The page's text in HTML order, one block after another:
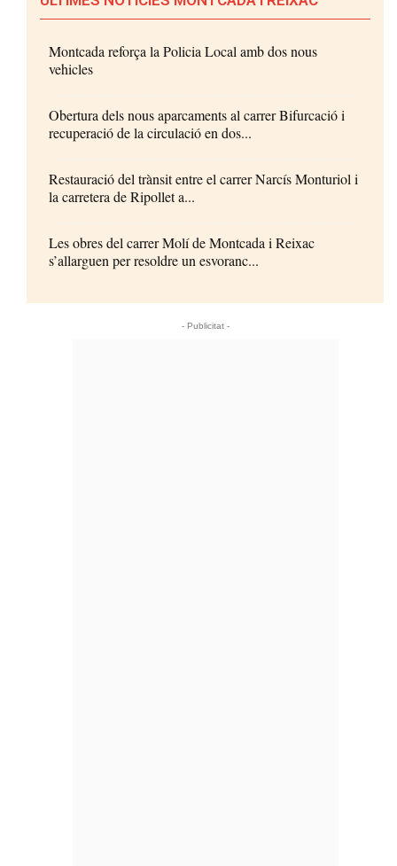
Montcada reforça la Policia Local amb dos nous
vehicles
Obertura dels nous aparcaments al carrer Bifurcació i
recuperació de la circulació en dos...
Restauració del trànsit entre el carrer Narcís Monturiol i
la carretera de Ripollet a...
Les obres del carrer Molí de Montcada i Reixac
s’allarguen per resoldre un esvoranc...
- Publicitat -